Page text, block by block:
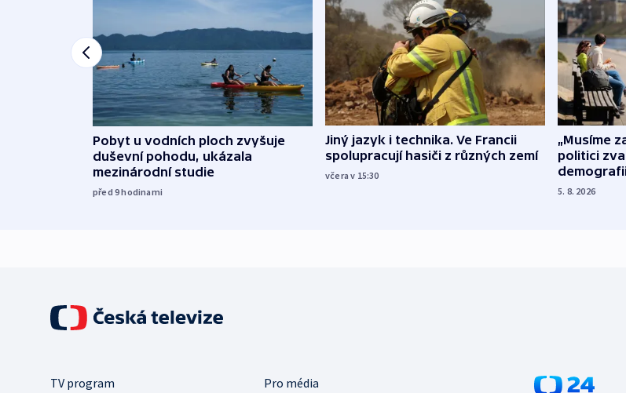
Pobyt u vodních ploch zvyšuje
duševní pohodu, ukázala
mezinárodní studie
před 9hodinami
Jiný jazyk i technika. Ve Francii
spolupracují hasiči z různých zemí
včera v 15:30
„Musíme
politici
5. 8. 2026
TV program
Pro média